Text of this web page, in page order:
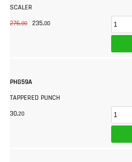
SCALER
276,00 235,00
PHG59A
TAPPERED PUNCH
30,20